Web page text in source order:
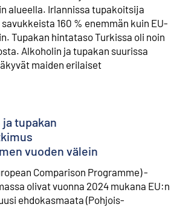
alueella. Irlannissa tupakoitsija
160 % enemmän kuin EU-
Tupakan hintataso Turkissa oli noin
Alkoholin ja tupakan suurissa
maiden erilaiset
tupakan
vuoden välein
Comparison Programme) -
olivat vuonna 2024 mukana EU:n
ehdokasmaata (Pohjois-